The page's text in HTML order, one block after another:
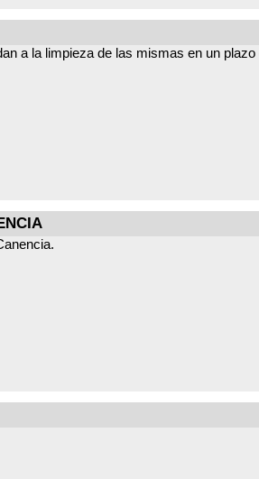
a la limpieza de las mismas en un